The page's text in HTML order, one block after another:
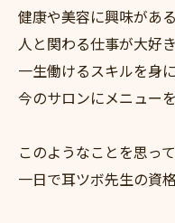
健康や美容に興味がある
人と関わる仕事が大好き
一生働けるスキルを身
今のサロンにメニュー
このようなことを思っ
一日で耳ツボ先生の資